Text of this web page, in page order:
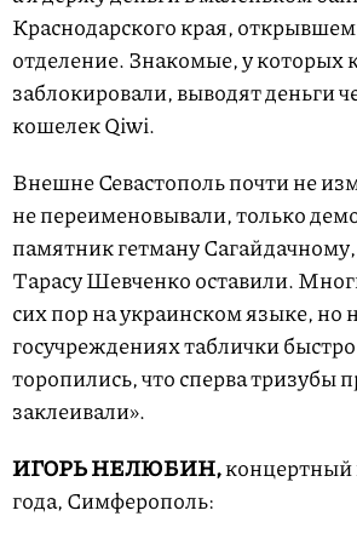
Краснодарского края, открывшем
отделение. Знакомые, у которых
заблокировали, выводят деньги
кошелек Qiwi.
Внешне Севастополь почти не
не переименовывали, только
памятник гетману
Тарасу Шевченко оставили.
сих пор на украинском языке, но
госучреждениях таблички
торопились, что сперва тризубы
заклеивали».
ИГОРЬ НЕЛЮБИН,концертный
года, Симферополь: